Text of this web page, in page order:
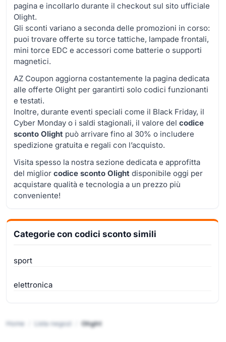
pagina e incollarlo durante il checkout sul sito ufficiale
Olight.
Gli sconti variano a seconda delle promozioni in corso:
puoi trovare offerte su torce tattiche, lampade frontali,
mini torce EDC e accessori come batterie o supporti
magnetici.
AZ Coupon aggiorna costantemente la pagina dedicata
alle offerte Olight per garantirti solo codici funzionanti
e testati.
Inoltre, durante eventi speciali come il Black Friday, il
Cyber Monday o i saldi stagionali, il valore del codice
sconto Olight può arrivare fino al 30% o includere
spedizione gratuita e regali con l’acquisto.
Visita spesso la nostra sezione dedicata e approfitta
del miglior codice sconto Olight disponibile oggi per
acquistare qualità e tecnologia a un prezzo più
conveniente!
Categorie con codici sconto simili
sport
elettronica
Home Lista negozi Olight